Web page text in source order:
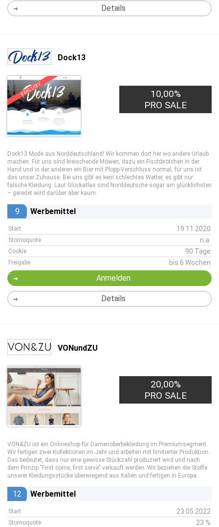
Details
Dock13
EXKLUSIV
10,00%
PRO SALE
Dock13 Mode aus Norddeutschland! Wir kommen dort her wo andere Urlaub
machen. Für uns sind kreischende Möwen, dazu ein Fischbrötchen in der
Hand und in der anderen ein Bier mit Plopp-Verschluss normal, für uns ist
das unser Zuhause. Bei uns gibt es kein schlechtes Wetter, es gibt nur
falsche Kleidung. Laut Glückatlas sind Norddeutsche sogar am glücklichsten
– geredet wird darüber aber kaum.
9 Werbemittel
Start 19.11.2020
Stornoquote n.a.
Cookie 90 Tage
Freigabe bis 6 Wochen
Anmelden
Details
VONundZU
20,00%
PRO SALE
VON&ZU ist ein Onlineshop für Damenoberbekleidung im Premiumsegment.
Wir fertigen zwei Kollektionen im Jahr und arbeiten mit limitierter Produktion.
Das bedeutet, dass nur eine gewisse Stückzahl produziert wird und nach
dem Prinzip "First come, first serve" verkauft werden. Wir beziehen die Stoffe
unserer Kleidungsstücke überwiegend aus Italien und fertigen in Europa.
12 Werbemittel
Start 23.05.2022
Stornoquote 23 %